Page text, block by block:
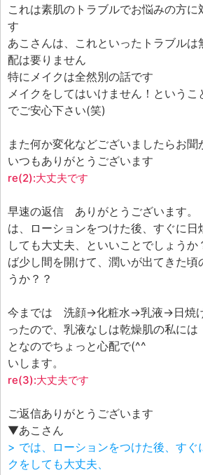
これは素肌のトラブルでお悩みの方
す
あこさんは、これといったトラブルは
配は要りません
特にメイクは全然別の話です
メイクをしてはいけません！という
でご安心下さい(笑)
また何か変化などございましたらお聞
いつもありがとうございます
re(2):大丈夫です
早速の返信 ありがとうご
は、ローションをつけた後、すぐに日
しても大丈夫、といいことでしょう
ば少し間を開けて、潤いが出てきた頃
うか？？
今までは 洗顔→化粧水→乳液→日焼
ったので、乳液なしは乾燥肌の私に
となのでちょっと心配で(^^
いします。
re(3):大丈夫です
ご返信ありがとうございます
▼あこさん
> では、ローションをつけた後、すぐ
クをしても大丈夫、